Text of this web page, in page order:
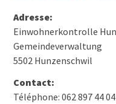
Adresse:
Einwohnerkontrolle
Gemeindeverwaltung
5502 Hunzenschwil
Contact:
Téléphone: 062 897 44 04